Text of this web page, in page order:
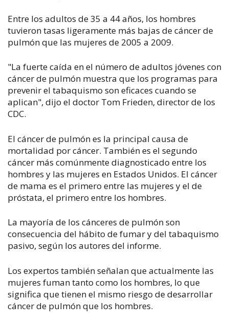
Entre los adultos de 35 a 44 años, los hombres
tuvieron tasas ligeramente más bajas de cáncer de
pulmón que las mujeres de 2005 a 2009.
"La fuerte caída en el número de adultos jóvenes con
cáncer de pulmón muestra que los programas para
prevenir el tabaquismo son eficaces cuando se
aplican", dijo el doctor Tom Frieden, director de los
CDC.
El cáncer de pulmón es la principal causa de
mortalidad por cáncer. También es el segundo
cáncer más comúnmente diagnosticado entre los
hombres y las mujeres en Estados Unidos. El cáncer
de mama es el primero entre las mujeres y el de
próstata, el primero entre los hombres.
La mayoría de los cánceres de pulmón son
consecuencia del hábito de fumar y del tabaquismo
pasivo, según los autores del informe.
Los expertos también señalan que actualmente las
mujeres fuman tanto como los hombres, lo que
significa que tienen el mismo riesgo de desarrollar
cáncer de pulmón que los hombres.